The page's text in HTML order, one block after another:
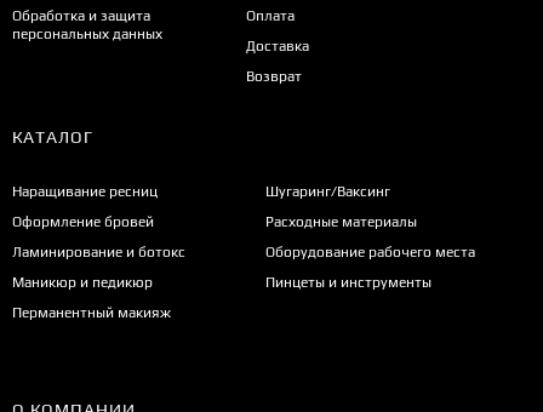
Обработка и защита
персональных данных
Оплата
Доставка
Возврат
КАТАЛОГ
Наращивание ресниц
Оформление бровей
Ламинирование и ботокс
Маникюр и педикюр
Перманентный макияж
Шугаринг/Ваксинг
Расходные материалы
Оборудование рабочего места
Пинцеты и инструменты